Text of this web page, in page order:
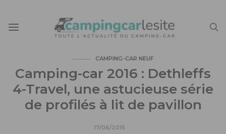
CAMPING-CAR NEUF
Camping-car 2016 : Dethleffs
4-Travel, une astucieuse série
de profilés à lit de pavillon
17/06/2015